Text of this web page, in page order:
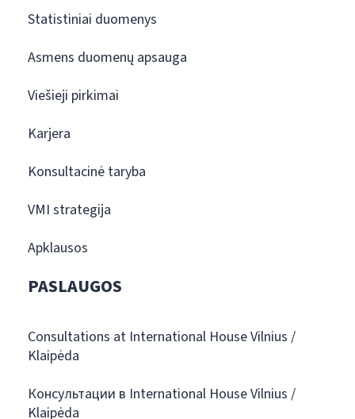
Statistiniai duomenys
Asmens duomenų apsauga
Viešieji pirkimai
Karjera
Konsultacinė taryba
VMI strategija
Apklausos
PASLAUGOS
Consultations at International House Vilnius /
Klaipėda
Консультации в International House Vilnius /
Klaipėda